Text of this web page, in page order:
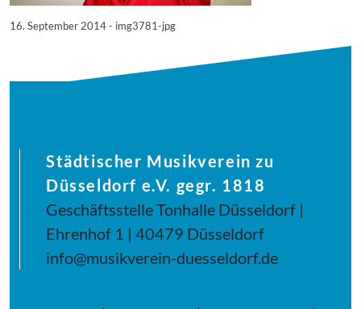
16. September 2014 - img3781-jpg
Städtischer Musikverein zu
Düsseldorf e.V. gegr. 1818
Geschäftsstelle Tonhalle Düsseldorf |
Ehrenhof 1 | 40479 Düsseldorf
info@musikverein-duesseldorf.de